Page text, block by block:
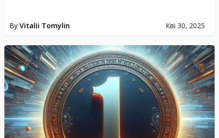
By Vitalii Tomylin Кві 30, 2025